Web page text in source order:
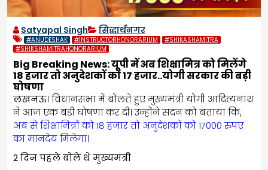
Satyapal Singh सिद्धार्थनगर
#ANUDESHAK #INSTRUCTORHONORARIUM
#SHIKASHAMITRA
#SHIKSHAMITRAHONORARIUM
Big Breaking News: यूपी में अब शिक्षामित्र को मिलेंगे
18 हजार तो अनुदेशकों को 17 हजार..योगी सरकार की बड़ी
घोषणा
लखनऊ। विधानसभा में बोलते हुए मुख्यमंत्री योगी आदित्यनाथ
ने आज एक बड़ी घोषणा कर दी। उन्होंने सदन को बताया कि,
अब से शिक्षामित्रों को 18 हजार तो अनुदेशकों को 17000 रुपए
का मानदेय मिलेगा।
2 दिन पहले बोले थे मुख्यमंत्री